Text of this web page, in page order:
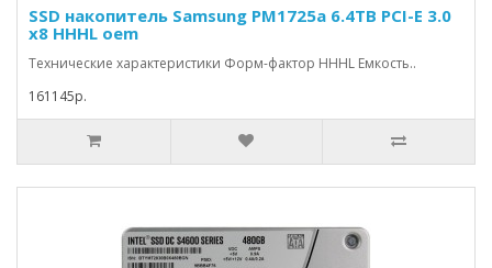
SSD накопитель Samsung PM1725a 6.4TB PCI-E 3.0
x8 HHHL oem
Технические характеристики Форм-фактор HHHL Емкость..
161145р.